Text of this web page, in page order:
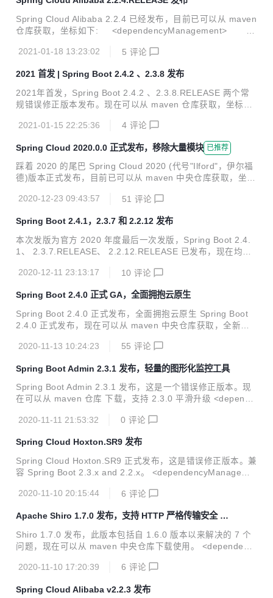
Id> <artifactId>spring-cloud-dependencies</artifa
ctId> ...
Spring Cloud Alibaba 2.2.4 已经发布，目前已可以从 maven
仓库获取，坐标如下: <dependencyManagement> <
d>com.alibaba.cloud</groupId> <artifactId>spri
ersion>2.2.4.RELEASE</v...
2021-01-18 13:23:02 5 评论
2021 首发 | Spring Boot 2.4.2 、2.3.8 发布
2021年首发，Spring Boot 2.4.2 、2.3.8.RELEASE 两个常
规错误修正版本发布。现在可以从 maven 仓库获取，坐标如
roupId> <artifactId>spring-boot-starter-parent</artifactI
d> <version>2.4.2</version> <relativePath/> </par
ent> :star: New Features 新增 PropertySource 资源检索 A
P...
2021-01-15 22:25:36 4 评论
Spring Cloud 2020.0.0 正式发布，移除大量模块 已推荐
踩着 2020 的尾巴 Spring Cloud 2020 (代号"Ilford"，伊尔福
德)版本正式发布，目前已可以从 maven 中央仓库获取，坐标
<dependency> <groupId>org.springframewo
dencies</artifactId> <version>2020.0.0</versio...
2020-12-23 09:43:57 51 评论
Spring Boot 2.4.1，2.3.7 和 2.2.12 发布
本次发版为官方 2020 年度最后一次发版，Spring Boot 2.4.
1、 2.3.7.RELEASE、 2.2.12.RELEASE 已发布，现在均可
springframework.boot</groupId> <artifactId>spring-boo
on> </parent> 重点关注 2.4.1 版本，作为 2.4.x 第一个错
误修正版本，此版本包括 59...
2020-12-11 23:13:17 10 评论
Spring Boot 2.4.0 正式 GA，全面拥抱云原生
Spring Boot 2.4.0 正式发布，全面拥抱云原生 Spring Boot
2.4.0 正式发布，现在可以从 maven 中央仓库获取，全新的
pendency> <groupId>org.springframework.boot</group
<version>2.4.0</version> <type>pom</type> <sco
pe>import</scope> ...
2020-11-13 10:24:23 55 评论
Spring Boot Admin 2.3.1 发布，轻量的图形化监控工具
Spring Boot Admin 2.3.1 发布，这是一个错误修正版本。现
在可以从 maven 仓库 下载，支持 2.3.0 平滑升级 <depende
>spring-boot-admin-starter-client</artifactId> <version>
upId>de.codecentric</groupId> <artifactId>sp...
2020-11-11 21:53:32 0 评论
Spring Cloud Hoxton.SR9 发布
Spring Cloud Hoxton.SR9 正式发布，这是错误修正版本。兼
容 Spring Boot 2.3.x and 2.2.x。 <dependencyManageme
pId>org.springframework.cloud</groupId> <artifac
on>Hoxton.SR9</version> ...
2020-11-10 20:15:44 6 评论
Apache Shiro 1.7.0 发布，支持 HTTP 严格传输安全 HS
TS
Shiro 1.7.0 发布，此版本包括自 1.6.0 版本以来解决的 7 个
问题，现在可以从 maven 中央仓库下载使用。 <dependenc
iro-all</artifactId> <version>1.7.0</version> <type>pom
ssion 路径重写。 添加系统属性以启用反斜杠路径限制。 Del
2020-11-10 17:20:39 6 评论
Spring Cloud Alibaba v2.2.3 发布